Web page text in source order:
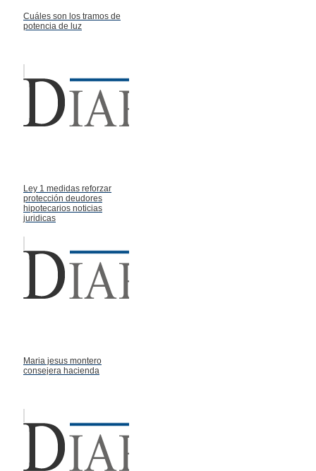
Cuáles son los tramos de
potencia de luz
Ley 1 medidas reforzar
protección deudores
hipotecarios noticias
juridicas
Maria jesus montero
consejera hacienda